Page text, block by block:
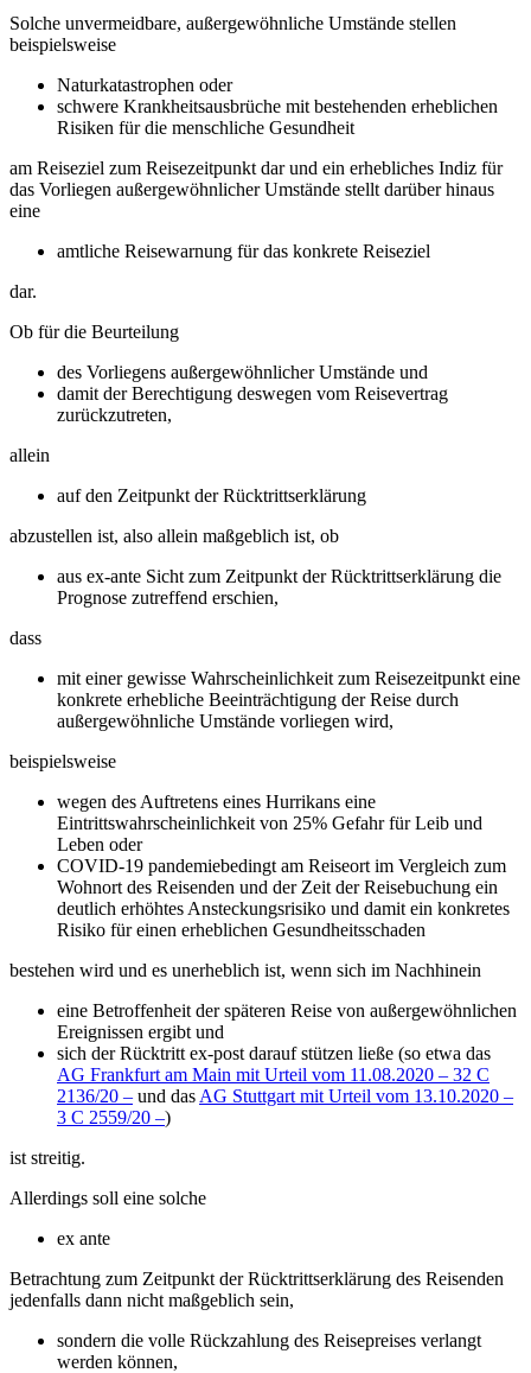
Solche unvermeidbare, außergewöhnliche Umstände stellen
beispielsweise
Naturkatastrophen oder
schwere Krankheitsausbrüche mit bestehenden erheblichen
Risiken für die menschliche Gesundheit
am Reiseziel zum Reisezeitpunkt dar und ein erhebliches Indiz für
das Vorliegen außergewöhnlicher Umstände stellt darüber hinaus
eine
amtliche Reisewarnung für das konkrete Reiseziel
dar.
Ob für die Beurteilung
des Vorliegens außergewöhnlicher Umstände und
damit der Berechtigung deswegen vom Reisevertrag
zurückzutreten,
allein
auf den Zeitpunkt der Rücktrittserklärung
abzustellen ist, also allein maßgeblich ist, ob
aus ex-ante Sicht zum Zeitpunkt der Rücktrittserklärung die
Prognose zutreffend erschien,
dass
mit einer gewisse Wahrscheinlichkeit zum Reisezeitpunkt eine
konkrete erhebliche Beeinträchtigung der Reise durch
außergewöhnliche Umstände vorliegen wird,
beispielsweise
wegen des Auftretens eines Hurrikans eine
Eintrittswahrscheinlichkeit von 25% Gefahr für Leib und
Leben oder
COVID-19 pandemiebedingt am Reiseort im Vergleich zum
Wohnort des Reisenden und der Zeit der Reisebuchung ein
deutlich erhöhtes Ansteckungsrisiko und damit ein konkretes
Risiko für einen erheblichen Gesundheitsschaden
bestehen wird und es unerheblich ist, wenn sich im Nachhinein
eine Betroffenheit der späteren Reise von außergewöhnlichen
Ereignissen ergibt und
sich der Rücktritt ex-post darauf stützen ließe (so etwa das
AG Frankfurt am Main mit Urteil vom 11.08.2020 – 32 C
2136/20 – und das AG Stuttgart mit Urteil vom 13.10.2020 –
3 C 2559/20 –)
ist streitig.
Allerdings soll eine solche
ex ante
Betrachtung zum Zeitpunkt der Rücktrittserklärung des Reisenden
jedenfalls dann nicht maßgeblich sein,
sondern die volle Rückzahlung des Reisepreises verlangt
werden können,